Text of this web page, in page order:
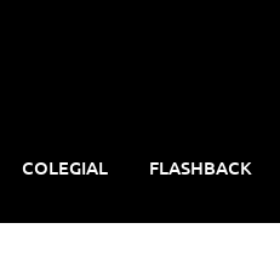
COLEGIAL FLASHBACK